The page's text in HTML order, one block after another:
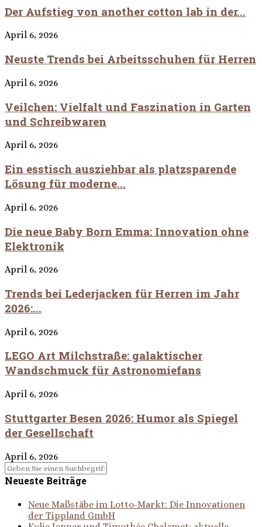
Der Aufstieg von another cotton lab in der...
April 6, 2026
Neuste Trends bei Arbeitsschuhen für Herren
April 6, 2026
Veilchen: Vielfalt und Faszination in Garten
und Schreibwaren
April 6, 2026
Ein esstisch ausziehbar als platzsparende
Lösung für moderne...
April 6, 2026
Die neue Baby Born Emma: Innovation ohne
Elektronik
April 6, 2026
Trends bei Lederjacken für Herren im Jahr
2026:...
April 6, 2026
LEGO Art Milchstraße: galaktischer
Wandschmuck für Astronomiefans
April 6, 2026
Stuttgarter Besen 2026: Humor als Spiegel
der Gesellschaft
April 6, 2026
Neueste Beiträge
Neue Maßstäbe im Lotto-Markt: Die Innovationen
der Tippland GmbH